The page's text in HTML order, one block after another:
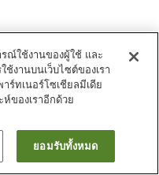
ำหน่ายอัตโนมัติ
Hotel Minatoya (Kochi)
ก
ณ์ใช้งานของผู้ใช้ และ
งานบนเว็บไซต์ของเรา
ร์ทเนอร์โซเชียลมีเดีย
ของเราอีกด้วย
ยอมรับทั้งหมด